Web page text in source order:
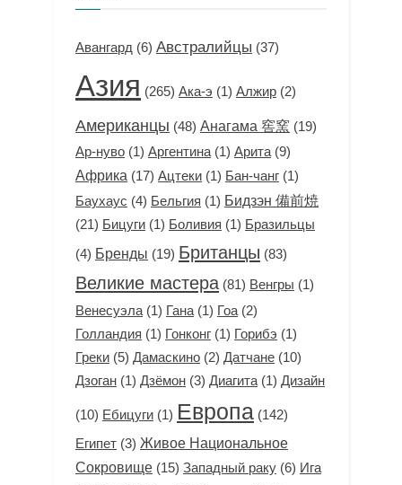
Авангард (6) Австралийцы (37)
Азия (265) Ака-э (1) Алжир (2)
Американцы (48) Анагама 窖窯 (19)
Ар-нуво (1) Аргентина (1) Арита (9)
Африка (17) Ацтеки (1) Бан-чанг (1)
Баухаус (4) Бельгия (1) Бидзэн 備前焼
(21) Бицуги (1) Боливия (1) Бразильцы
(4) Бренды (19) Британцы (83)
Великие мастера (81) Венгры (1)
Венесуэла (1) Гана (1) Гоа (2)
Голландия (1) Гонконг (1) Горибэ (1)
Греки (5) Дамаскино (2) Датчане (10)
Дзоган (1) Дзёмон (3) Диагита (1) Дизайн
(10) Ебицуги (1) Европа (142)
Египет (3) Живое Национальное
Сокровище (15) Западный раку (6) Ига